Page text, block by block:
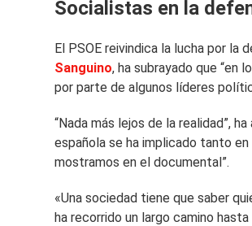
Socialistas en la
El PSOE reivindica la lucha por la
Sanguino, ha subrayado que “en
por parte de algunos líderes
“Nada más lejos de la realidad”,
española se ha implicado tanto
mostramos en el documental”.
«Una sociedad tiene que saber
ha recorrido un largo camino